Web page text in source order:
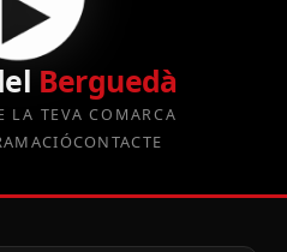
Berguedà
LA TEVA COMARCA
CONTACTE